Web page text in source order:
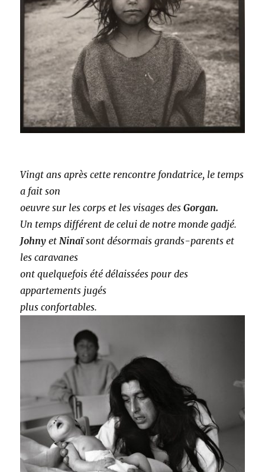
Vingt ans après cette rencontre fondatrice, le temps
a fait son
oeuvre sur les corps et les visages desGorgan.
Un temps différent de celui de notre monde gadjé.
Johny et Ninaïsont désormais grands-parents et
les caravanes
ont quelquefois été délaissées pour des
appartements jugés
plus confortables.